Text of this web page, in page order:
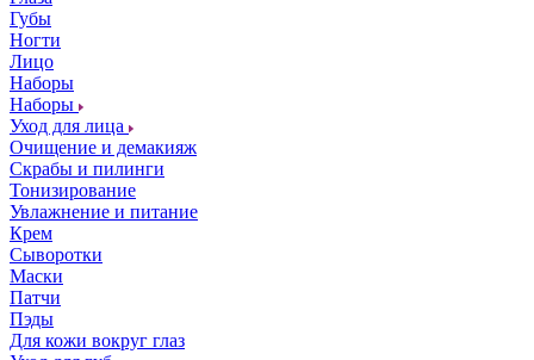
Губы
Ногти
Лицо
Наборы
Наборы
Уход для лица
Очищение и демакияж
Скрабы и пилинги
Тонизирование
Увлажнение и питание
Крем
Сыворотки
Маски
Патчи
Пэды
Для кожи вокруг глаз